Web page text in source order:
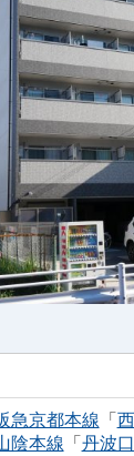
急京都本線 「
陰本線 「 丹波口